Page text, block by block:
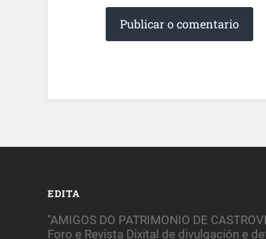
EDITA
"AMIGOS DO PATRIMONIO DE
Foro e Revista Dixital de divulgación e